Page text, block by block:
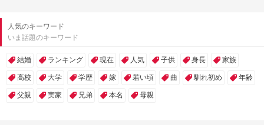
人気のキーワード
いま話題のキーワード
結婚 ランキング 現在 人気 子供 身長 家族
高校 大学 学歴 嫁 若い頃 曲 馴れ初め 年齢
父親 実家 兄弟 本名 母親